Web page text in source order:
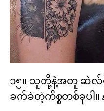
၁၅။ သူတို့နဲ့အတူ ဆဲ
ခက်ခဲတဲ့ကိစ္စတစ်ခုပါ။